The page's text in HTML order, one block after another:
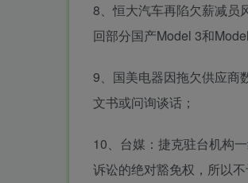
8、恒大汽车再陷欠薪减员
回部分国产Model 3和
9、国美电器因拖欠供应商
文书或问询谈话；
10、台媒：捷克驻台机构
诉讼的绝对豁免权，所以